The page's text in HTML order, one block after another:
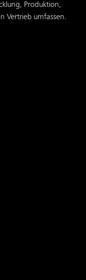
Produktion,
Vertrieb umfassen.